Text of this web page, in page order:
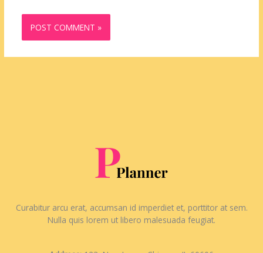
Curabitur arcu erat, accumsan id imperdiet et, porttitor at sem.
Nulla quis lorem ut libero malesuada feugiat.